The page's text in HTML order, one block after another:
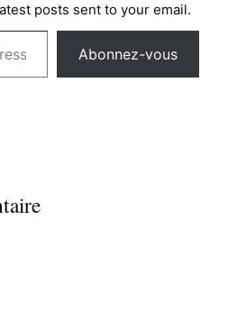
posts sent to your email.
Abonnez-vous